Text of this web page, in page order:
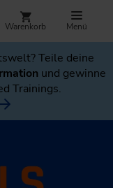
Warenkorb Menü
Teile deine
und gewinne
Trainings.